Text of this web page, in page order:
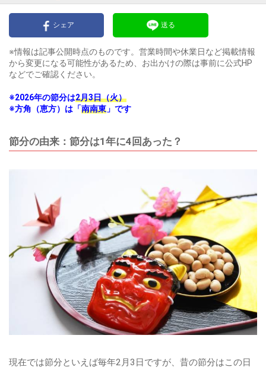
シェア 送る
※情報は記事公開時点のものです。営業時間や休業日など掲載情報
から変更になる可能性があるため、お出かけの際は事前に公式HP
などでご確認ください。
※2026年の節分は2月3日（火）
※方角（恵方）は「南南東 」です
節分の由来：節分は1年に4回あった？
現在では節分といえば毎年2月3日ですが、昔の節分はこの日